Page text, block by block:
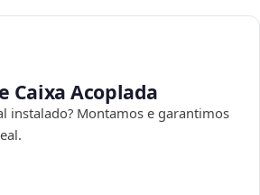
Caixa Acoplada
instalado? Montamos e garantimos